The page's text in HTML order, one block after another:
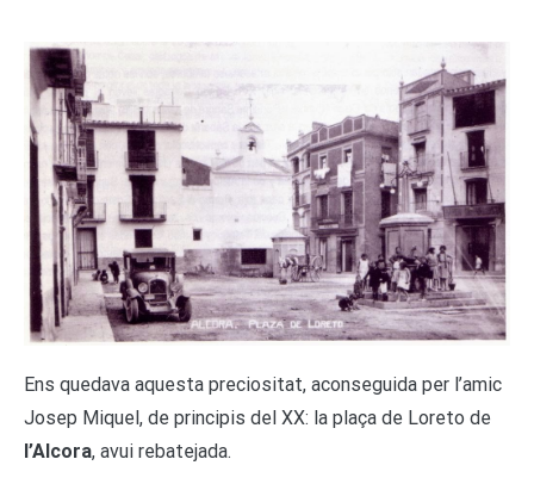
Ens quedava aquesta preciositat, aconseguida per l’amic
Josep Miquel, de principis del XX: la plaça de Loreto de
l’Alcora, avui rebatejada.